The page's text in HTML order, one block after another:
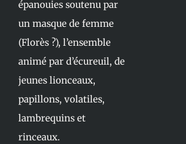
épanouies soutenu par
un masque de femme
(Florès ?), l’ensemble
animé par d’écureuil, de
jeunes lionceaux,
papillons, volatiles,
lambrequins et
rinceaux.